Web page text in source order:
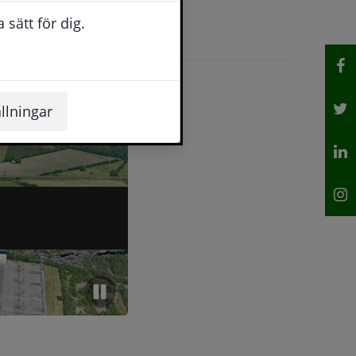
öppnas i nytt fönster.
Pausa automatiskt artikelbyte
sätt för dig.